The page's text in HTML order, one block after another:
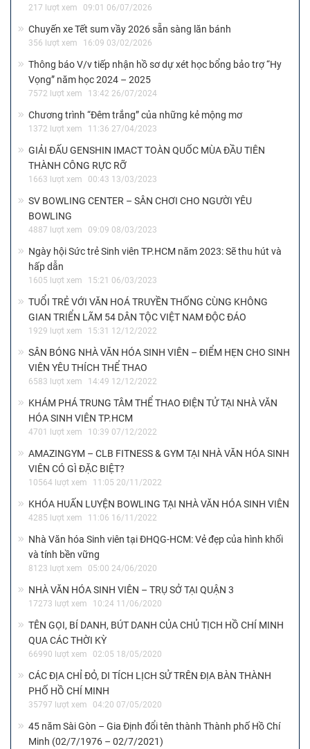
217 lượt xem 09:01 06/07/2026
Chuyến xe Tết sum vầy 2026 sẵn sàng lăn bánh
356 lượt xem 16:09 03/02/2026
Thông báo V/v tiếp nhận hồ sơ dự xét học bổng bảo trợ “Hy
Vọng” năm học 2024 – 2025
7572 lượt xem 13:42 26/07/2024
Chương trình “Đêm trắng” của những kẻ mộng mơ
1372 lượt xem 11:36 27/04/2023
GIẢI ĐẤU GENSHIN IMACT TOÀN QUỐC MÙA ĐẦU TIÊN
THÀNH CÔNG RỰC RỠ
1663 lượt xem 00:43 13/03/2023
SV BOWLING CENTER – SÂN CHƠI CHO NGƯỜI YÊU
BOWLING
4887 lượt xem 09:09 08/03/2023
Ngày hội Sức trẻ Sinh viên TP.HCM năm 2023: Sẽ thu hút và
hấp dẫn
1605 lượt xem 15:21 06/03/2023
TUỔI TRẺ VỚI VĂN HOÁ TRUYỀN THỐNG CÙNG KHÔNG
GIAN TRIỂN LÃM 54 DÂN TỘC VIỆT NAM ĐỘC ĐÁO
1929 lượt xem 15:31 12/12/2022
SÂN BÓNG NHÀ VĂN HÓA SINH VIÊN – ĐIỂM HẸN CHO SINH
VIÊN YÊU THÍCH THỂ THAO
6583 lượt xem 14:49 12/12/2022
KHÁM PHÁ TRUNG TÂM THỂ THAO ĐIỆN TỬ TẠI NHÀ VĂN
HÓA SINH VIÊN TP.HCM
4701 lượt xem 10:39 07/12/2022
AMAZINGYM – CLB FITNESS & GYM TẠI NHÀ VĂN HÓA SINH
VIÊN CÓ GÌ ĐẶC BIỆT?
10564 lượt xem 11:05 20/11/2022
KHÓA HUẤN LUYỆN BOWLING TẠI NHÀ VĂN HÓA SINH VIÊN
4285 lượt xem 11:06 16/11/2022
Nhà Văn hóa Sinh viên tại ĐHQG-HCM: Vẻ đẹp của hình khối
và tính bền vững
8123 lượt xem 05:00 24/06/2020
NHÀ VĂN HÓA SINH VIÊN – TRỤ SỞ TẠI QUẬN 3
17273 lượt xem 10:24 11/06/2020
TÊN GỌI, BÍ DANH, BÚT DANH CỦA CHỦ TỊCH HỒ CHÍ MINH
QUA CÁC THỜI KỲ
66990 lượt xem 02:05 18/05/2020
CÁC ĐỊA CHỈ ĐỎ, DI TÍCH LỊCH SỬ TRÊN ĐỊA BÀN THÀNH
PHỐ HỒ CHÍ MINH
35797 lượt xem 04:20 07/05/2020
45 năm Sài Gòn – Gia Định đổi tên thành Thành phố Hồ Chí
Minh (02/7/1976 – 02/7/2021)